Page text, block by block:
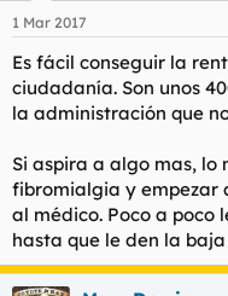
1 Mar 2017
Es fácil conseguir la
ciudadanía. Son unos
la administración que
Si aspira a algo mas, lo
fibromialgia y empezar
al médico. Poco a poco
hasta que le den la